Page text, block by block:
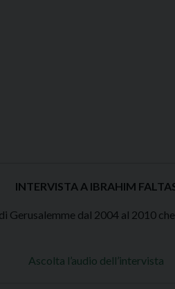
INTERVISTA A IBRAHIM
dal 2004 al 2010
Ascolta l’audio dell’intervista